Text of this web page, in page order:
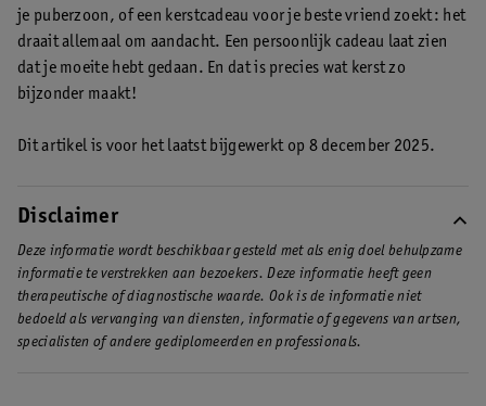
je puberzoon, of een kerstcadeau voor je beste vriend zoekt: het
draait allemaal om aandacht. Een persoonlijk cadeau laat zien
dat je moeite hebt gedaan. En dat is precies wat kerst zo
bijzonder maakt!
Dit artikel is voor het laatst bijgewerkt op 8 december 2025.
Disclaimer
Deze informatie wordt beschikbaar gesteld met als enig doel behulpzame
informatie te verstrekken aan bezoekers. Deze informatie heeft geen
therapeutische of diagnostische waarde. Ook is de informatie niet
bedoeld als vervanging van diensten, informatie of gegevens van artsen,
specialisten of andere gediplomeerden en professionals.